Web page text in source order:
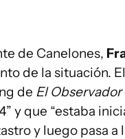
de Canelones,
de la situación.
de El Observador
y que “estaba
y luego pasa a